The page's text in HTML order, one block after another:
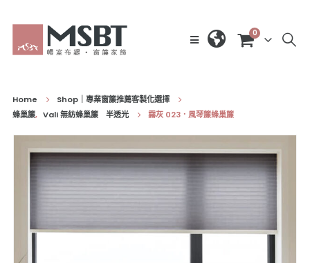
0
Home
Shop｜專業窗簾推薦客製化選擇
蜂巢簾, Vali 無紡蜂巢簾 半透光 霧灰 023．風琴簾蜂巢簾